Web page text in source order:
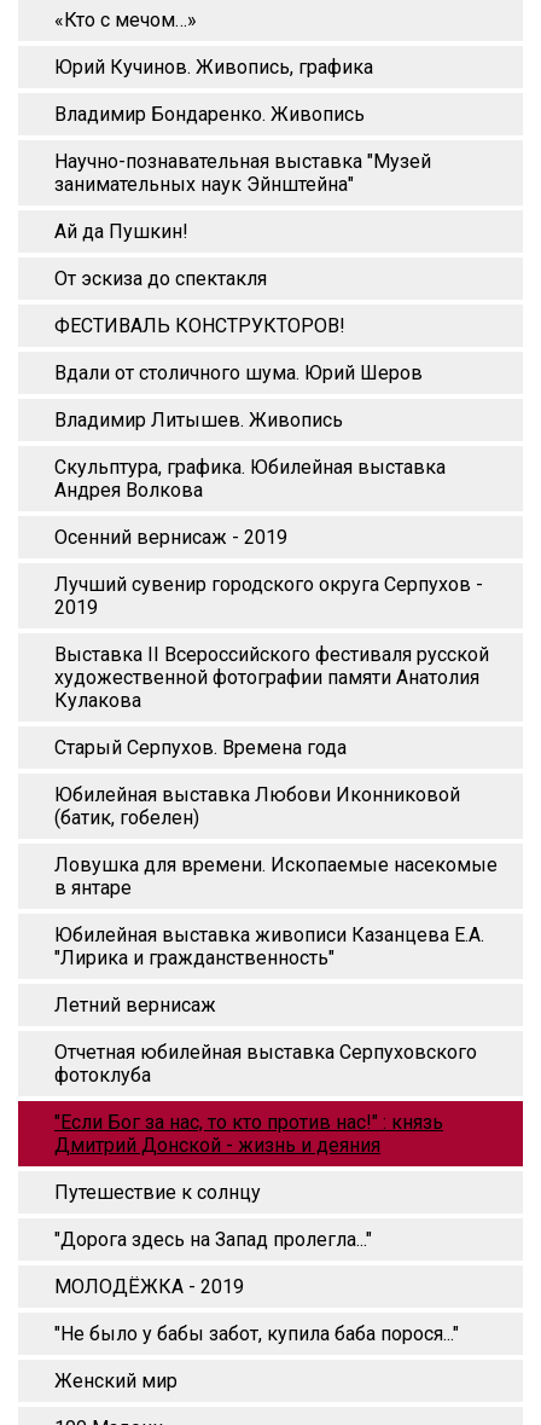
«Кто с мечом…»
Юрий Кучинов. Живопись, графика
Владимир Бондаренко. Живопись
Научно-познавательная выставка "Музей
занимательных наук Эйнштейна"
Ай да Пушкин!
От эскиза до спектакля
ФЕСТИВАЛЬ КОНСТРУКТОРОВ!
Вдали от столичного шума. Юрий Шеров
Владимир Литышев. Живопись
Скульптура, графика. Юбилейная выставка
Андрея Волкова
Осенний вернисаж - 2019
Лучший сувенир городского округа Серпухов -
2019
Выставка II Всероссийского фестиваля русской
художественной фотографии памяти Анатолия
Кулакова
Старый Серпухов. Времена года
Юбилейная выставка Любови Иконниковой
(батик, гобелен)
Ловушка для времени. Ископаемые насекомые
в янтаре
Юбилейная выставка живописи Казанцева Е.А.
"Лирика и гражданственность"
Летний вернисаж
Отчетная юбилейная выставка Серпуховского
фотоклуба
"Если Бог за нас, то кто против нас!" : князь
Дмитрий Донской - жизнь и деяния
Путешествие к солнцу
"Дорога здесь на Запад пролегла..."
МОЛОДЁЖКА - 2019
"Не было у бабы забот, купила баба порося..."
Женский мир